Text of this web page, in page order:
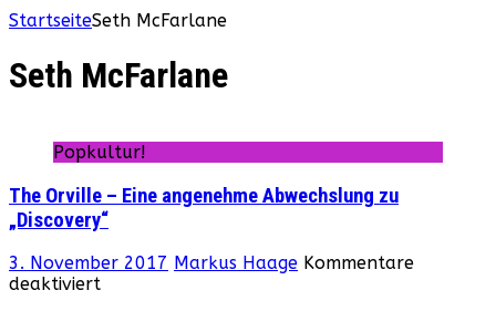
StartseiteSeth McFarlane
Seth McFarlane
Popkultur!
The Orville – Eine angenehme Abwechslung zu
„Discovery“
3. November 2017 Markus Haage Kommentare
deaktiviertfür